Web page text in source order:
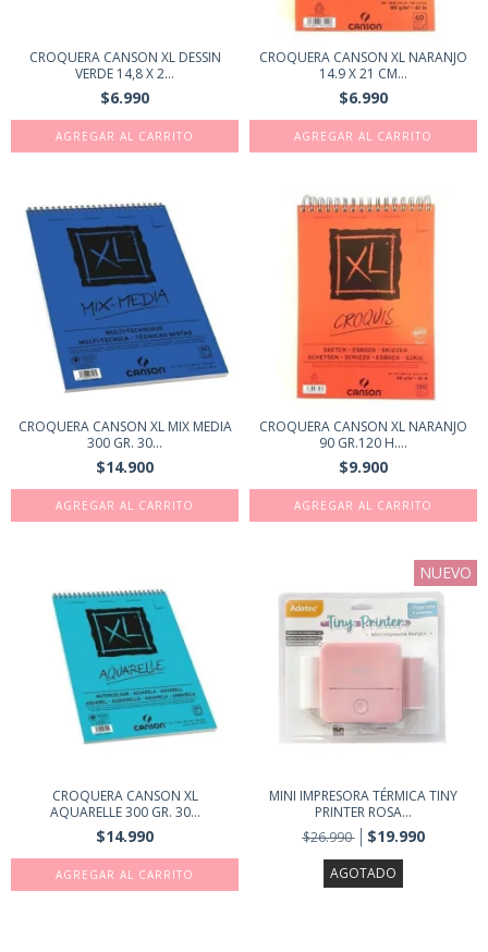
CROQUERA CANSON XL DESSIN
VERDE 14,8 X 2...
$6.990
CROQUERA CANSON XL NARANJO
14.9 X 21 CM...
$6.990
CROQUERA CANSON XL MIX MEDIA
300 GR. 30...
$14.900
CROQUERA CANSON XL NARANJO
90 GR.120 H....
$9.900
CROQUERA CANSON XL
AQUARELLE 300 GR. 30...
$14.990
NUEVO
MINI IMPRESORA TÉRMICA TINY
PRINTER ROSA...
$26.990
$19.990
AGOTADO